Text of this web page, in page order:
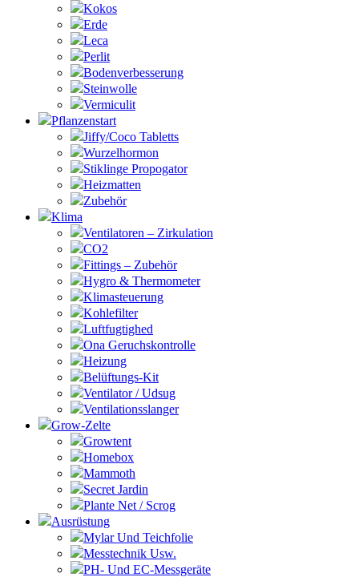
Kokos
Erde
Leca
Perlit
Bodenverbesserung
Steinwolle
Vermiculit
Pflanzenstart
Jiffy/Coco Tabletts
Wurzelhormon
Stiklinge Propogator
Heizmatten
Zubehör
Klima
Ventilatoren – Zirkulation
CO2
Fittings – Zubehör
Hygro & Thermometer
Klimasteuerung
Kohlefilter
Luftfugtighed
Ona Geruchskontrolle
Heizung
Belüftungs-Kit
Ventilator / Udsug
Ventilationsslanger
Grow-Zelte
Growtent
Homebox
Mammoth
Secret Jardin
Plante Net / Scrog
Ausrüstung
Mylar Und Teichfolie
Messtechnik Usw.
PH- Und EC-Messgeräte